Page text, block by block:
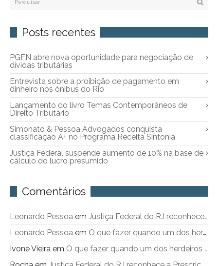
Posts recentes
PGFN abre nova oportunidade para negociação de
dívidas tributárias
Entrevista sobre a proibição de pagamento em
dinheiro nos ônibus do Rio
Lançamento do livro Temas Contemporâneos de
Direito Tributário
Simonato & Pessoa Advogados conquista
classificação A+ no Programa Receita Sintonia
Justiça Federal suspende aumento de 10% na base de
cálculo do lucro presumido
Comentários
Leonardo Pessoa em Justiça Federal do RJ reconhece a Prescrição Intercorrente
Leonardo Pessoa em O que fazer quando um dos herdeiros não sai do imóvel objeto de inventário
Ivone Vieira em O que fazer quando um dos herdeiros não sai do imóvel objeto de inventário